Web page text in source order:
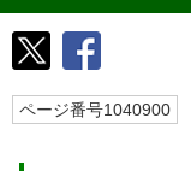
ページ番号1040900